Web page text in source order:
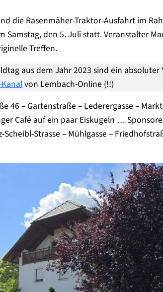
die Rasenmäher-Traktor-Ausfahrt im
den 5. Juli statt. Veranstalter
Treffen.
aus dem Jahr 2023 sind ein absoluter
von Lembach-Online (!!)
46 – Gartenstraße – Lederergasse –
Café auf ein paar Eiskugeln …
Strasse – Mühlgasse –